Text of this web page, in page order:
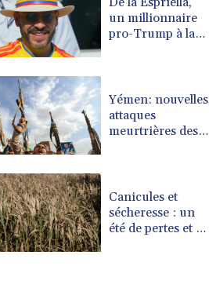
un millionnaire
pro-Trump à la
Yémen: nouvelles
attaques
meurtrières des
Canicules et
sécheresse : un
été de pertes et de